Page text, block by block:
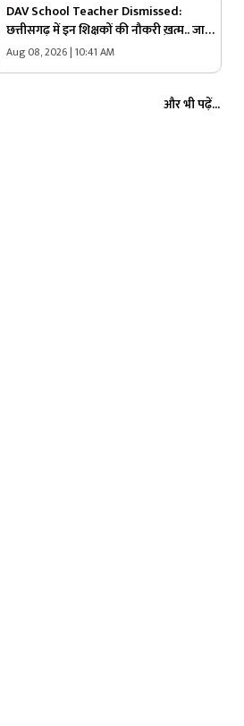
DAV School Teacher Dismissed:
छत्तीसगढ़ में इन शिक्षकों की नौकरी ख़त्म.. जारी
हुआ बर्खास्तगी का आदेश, बच्चों को दी थी ये
तालिबानी सजा
Aug 08, 2026 | 10:41 AM
और भी पढ़ें...